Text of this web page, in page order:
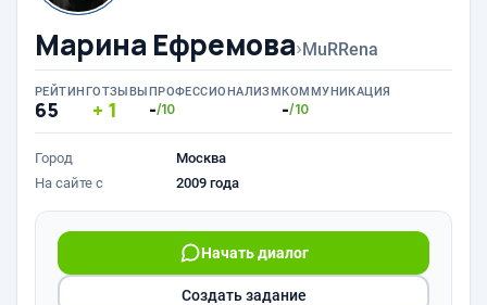
Марина Ефремова›MuRRena
РЕЙТИНГ
65
ОТЗЫВЫ
1
ПРОФЕССИОНАЛИЗМ
-/10
КОММУНИКАЦИЯ
-/10
Город
Москва
На сайте с
2009 года
Начать диалог
Создать задание